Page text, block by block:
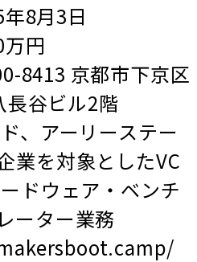
月3日
円
8413 京都市下京区
長谷ビル2階
、アーリーステー
業を対象としたVC
ドウェア・ベンチ
ーター業務